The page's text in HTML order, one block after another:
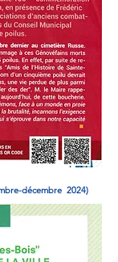
décembre 2024)